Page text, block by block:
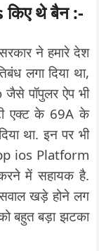
किए थे बैन :-
ने हमारे देश
लगा दिया था,
पॉपुलर ऐप भी
एक्ट के 69A के
था. इन पर भी
ios Platform
में सहायक है.
खड़े होने लग
बहुत बड़ा झटका